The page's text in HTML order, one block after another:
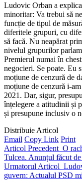
Ludovic Orban a
minoritar: Va trebui să
funcție de tipul de
diferitele grupuri, cu
să facă. Nu neapărat
nivelul grupurilor
Premierul numai în
negocieri. Se poate. Eu
moțiune de cenzură de
moțiune de cenzură i-
2021. Dar, sigur,
înțelegere a atitudinii și
și presupune inclusiv o
Distribuie Articol
Email Copy Link Print
Articol Precedent O
Tulcea. Anunțul făcut
Urmatorul Articol
guvern: Actualul PSD